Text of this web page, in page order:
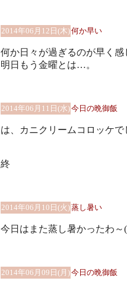
2014年06月12日(木)何か早い
何か日々が過ぎるのが早く感
明日もう金曜とは…。
2014年06月11日(水)今日の晩御飯
は、カニクリームコロッケで
終
2014年06月10日(火)蒸し暑い
今日はまた蒸し暑かったわ～
2014年06月09日(月)今日の晩御飯